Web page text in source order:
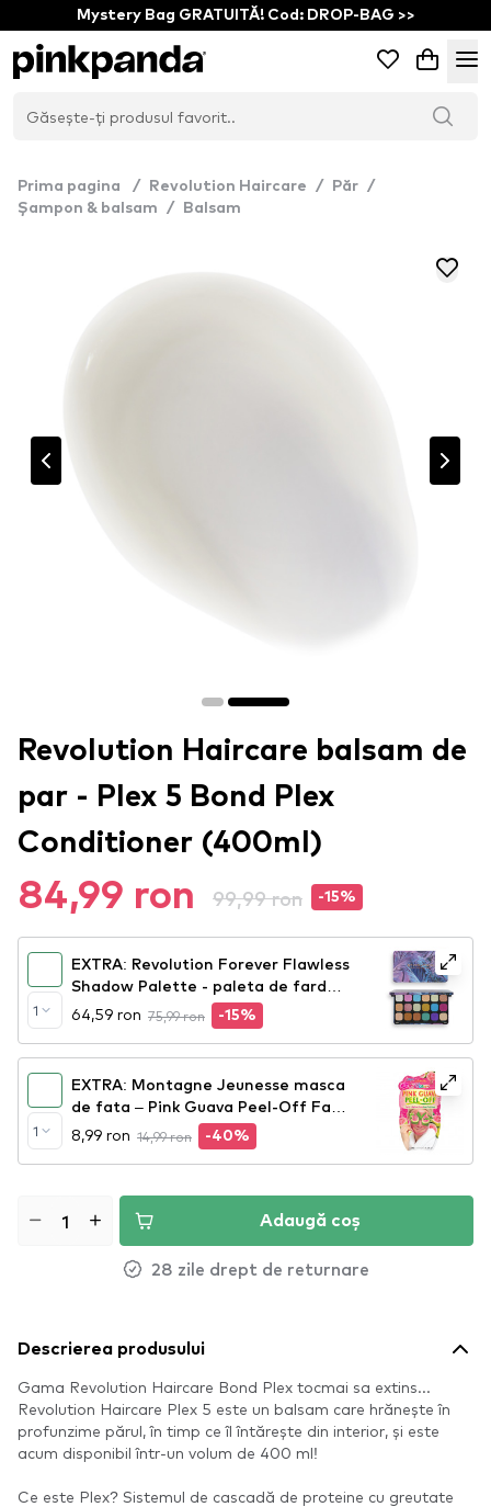
Mystery Bag GRATUITĂ! Cod: DROP-BAG >>
Prima pagina / Revolution Haircare / Păr /
Șampon & balsam
/ Balsam
Revolution Haircare balsam de
par - Plex 5 Bond Plex
Conditioner (400ml)
84,99 ron 99,99 ron -15%
1
EXTRA: Revolution Forever Flawless
Shadow Palette - paleta de farduri
Desert Desire
64,59 ron 75,99 ron -15%
1
EXTRA: Montagne Jeunesse masca
de fata – Pink Guava Peel-Off Face
Mask
8,99 ron 14,99 ron -40%
Adaugă coș
28 zile drept de returnare
Descrierea produsului
Gama Revolution Haircare Bond Plex tocmai sa extins...
Revolution Haircare Plex 5 este un balsam care hrănește în
profunzime părul, în timp ce îl întărește din interior, și este
acum disponibil într-un volum de 400 ml!
Ce este Plex? Sistemul de cascadă de proteine ​​cu greutate